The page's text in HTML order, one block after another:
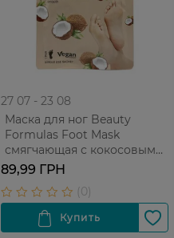
27 07 - 23 08
Маска для ног Beauty
Formulas Foot Mask
смягчающая с кокосовым
маслом 1 пара
89,99 ГРН